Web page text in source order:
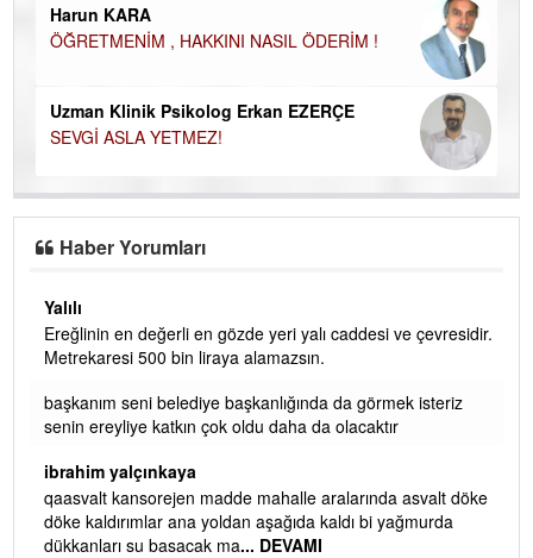
Harun KARA
ÖĞRETMENİM , HAKKINI NASIL ÖDERİM !
Uzman Klinik Psikolog Erkan EZERÇE
SEVGİ ASLA YETMEZ!
Haber Yorumları
Yalılı
Ereğlinin en değerli en gözde yeri yalı caddesi ve çevresidir.
Metrekaresi 500 bin liraya alamazsın.
başkanım seni belediye başkanlığında da görmek isteriz
senin ereyliye katkın çok oldu daha da olacaktır
ibrahim yalçınkaya
qaasvalt kansorejen madde mahalle aralarında asvalt döke
döke kaldırımlar ana yoldan aşağıda kaldı bi yağmurda
dükkanları su basacak ma... DEVAMI